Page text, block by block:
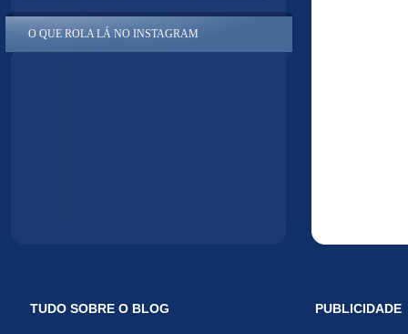
O QUE ROLA LÁ NO INSTAGRAM
TUDO SOBRE O BLOG PUBLICIDADE